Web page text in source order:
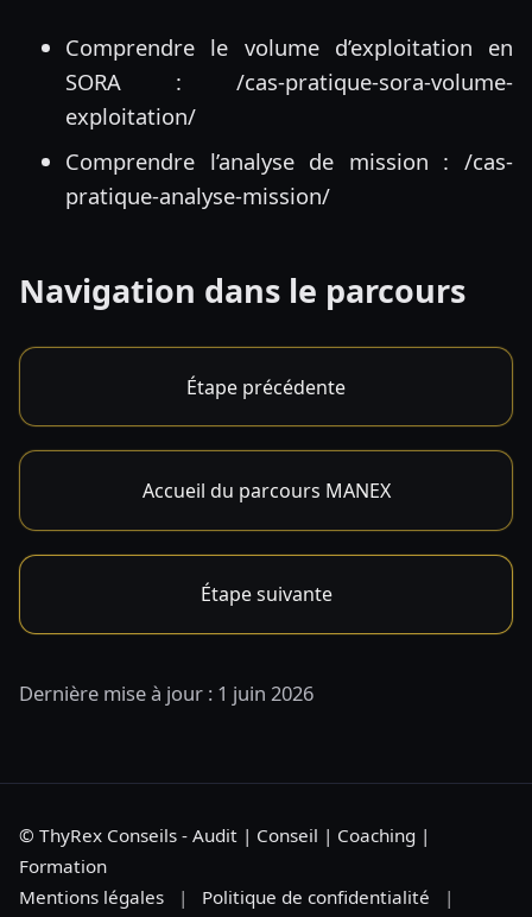
Comprendre le volume d’exploitation en
SORA : /cas-pratique-sora-volume-
exploitation/
Comprendre l’analyse de mission : /cas-
pratique-analyse-mission/
Navigation dans le parcours
Étape précédente
Accueil du parcours MANEX
Étape suivante
Dernière mise à jour : 1 juin 2026
© ThyRex Conseils - Audit | Conseil | Coaching |
Formation
Mentions légales
| Politique de confidentialité
|